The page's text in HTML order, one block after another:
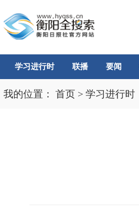
学习进行时 联播 要闻
我的位置： 首页 > 学习进行时